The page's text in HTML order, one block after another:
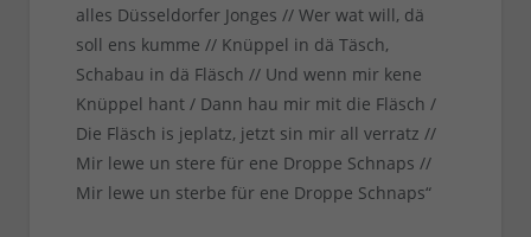
alles Düsseldorfer Jonges // Wer wat will, dä
soll ens kumme // Knüppel in dä Täsch,
Schabau in dä Fläsch // Und wenn mir kene
Knüppel hant / Dann hau mir mit die Fläsch /
Die Fläsch is jeplatz, jetzt sin mir all verratz //
Mir lewe un stere für ene Droppe Schnaps //
Mir lewe un sterbe für ene Droppe Schnaps“